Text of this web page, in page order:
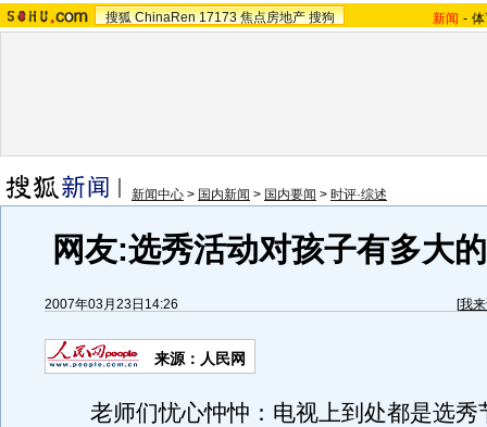
搜狐 ChinaRen 17173 焦点房地产 搜狗 新闻 -
新闻中心 > 国内新闻 > 国内要闻 > 时评·综述
网友:选秀活动对孩子有多大
2007年03月23日14:26 [我
来源：人民网
老师们忧心忡忡：电视上到处都是选秀